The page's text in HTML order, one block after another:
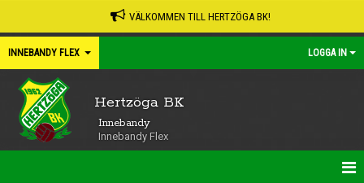
VÄLKOMMEN TILL HERTZÖGA BK!
INNEBANDY FLEX LOGGA IN
Hertzöga BK
Innebandy
Innebandy Flex